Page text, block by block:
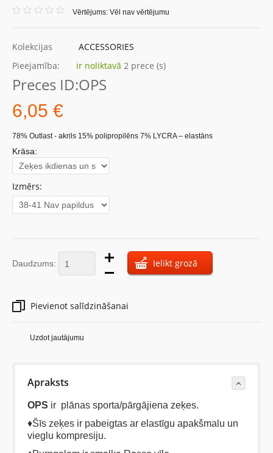
Vērtējums: Vēl nav vērtējumu
Kolekcijas
ACCESSORIES
Pieejamība:
ir noliktavā 2 prece (s)
Preces ID:OPS
6,05 €
78% Outlast - akrils 15% polipropilēns 7% LYCRA – elastāns
Krāsa:
Izmērs:
Daudzums: Ielikt grozā
Pievienot salīdzināšanai
Uzdot jautājumu
Apraksts
OPS ir plānas sporta/pārgājiena zeķes.
♦Šīs zeķes ir pabeigtas ar elastīgu apakšmalu un
vieglu kompresiju.